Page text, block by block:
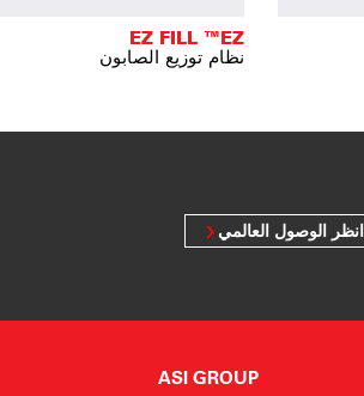
EZ FILL ™EZ
نظام توزيع الصابون
انظر الوصول العالمي
ASI GROUP